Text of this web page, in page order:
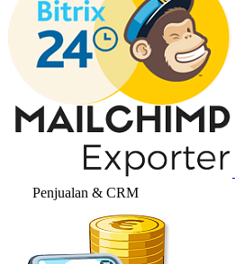
Penjualan & CRM